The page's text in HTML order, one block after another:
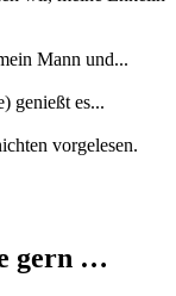
Mann und...
genießt es...
vorgelesen.
gern …